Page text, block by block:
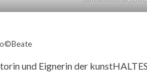
und Eignerin der